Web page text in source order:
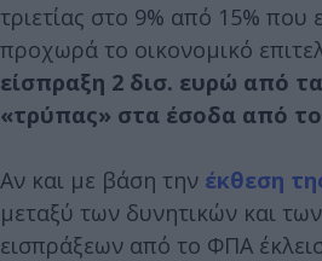
τριετίας στο 9% από 15% που
προχωρά το οικονομικό
είσπραξη 2 δισ. ευρώ από
«τρύπας» στα έσοδα από
Αν και με βάση την έκθεση
μεταξύ των δυνητικών και
εισπράξεων από το ΦΠΑ